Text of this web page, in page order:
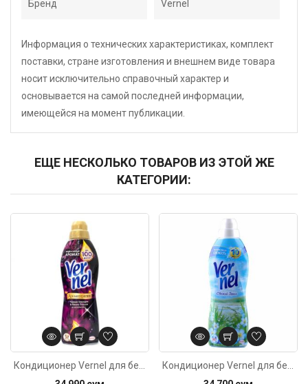
Бренд Vernel
Информация о технических характеристиках, комплект
поставки, стране изготовления и внешнем виде товара
носит исключительно справочный характер и
основывается на самой последней информации,
имеющейся на момент публикации.
ЕЩЕ НЕСКОЛЬКО ТОВАРОВ ИЗ ЭТОЙ ЖЕ
КАТЕГОРИИ: